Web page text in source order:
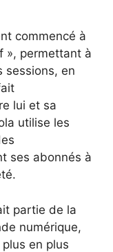
commencé à
», permettant à
sessions, en
lui et sa
utilise les
ses abonnés à
partie de la
numérique,
en plus